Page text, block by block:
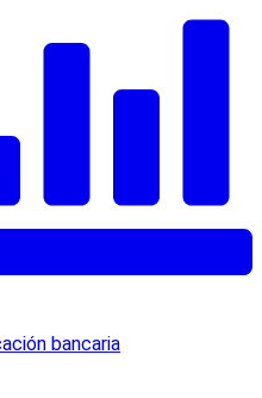
bancaria